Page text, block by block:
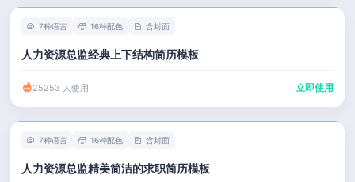
7种语言 16种配色 含封面
人力资源总监经典上下结构简历模板
25253 人使用 立即使用
7种语言 16种配色 含封面
人力资源总监精美简洁的求职简历模板